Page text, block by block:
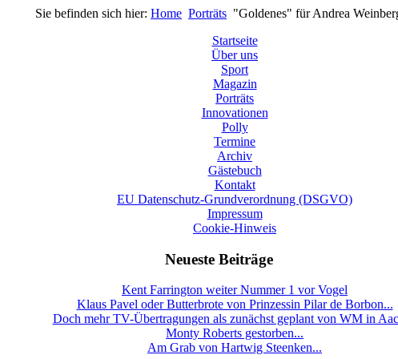
Sie befinden sich hier: Home Porträts "Goldenes" für Andrea
Startseite
Über uns
Sport
Magazin
Porträts
Innovationen
Polly
Termine
Archiv
Gästebuch
Kontakt
EU Datenschutz-Grundverordnung (DSGVO)
Impressum
Cookie-Hinweis
Neueste Beiträge
Kent Farrington weiter Nummer 1 vor Vogel
Klaus Pavel oder Butterbrote von Prinzessin Pilar de Borbon...
Doch mehr TV-Übertragungen als zunächst geplant von WM in
Monty Roberts gestorben...
Am Grab von Hartwig Steenken...